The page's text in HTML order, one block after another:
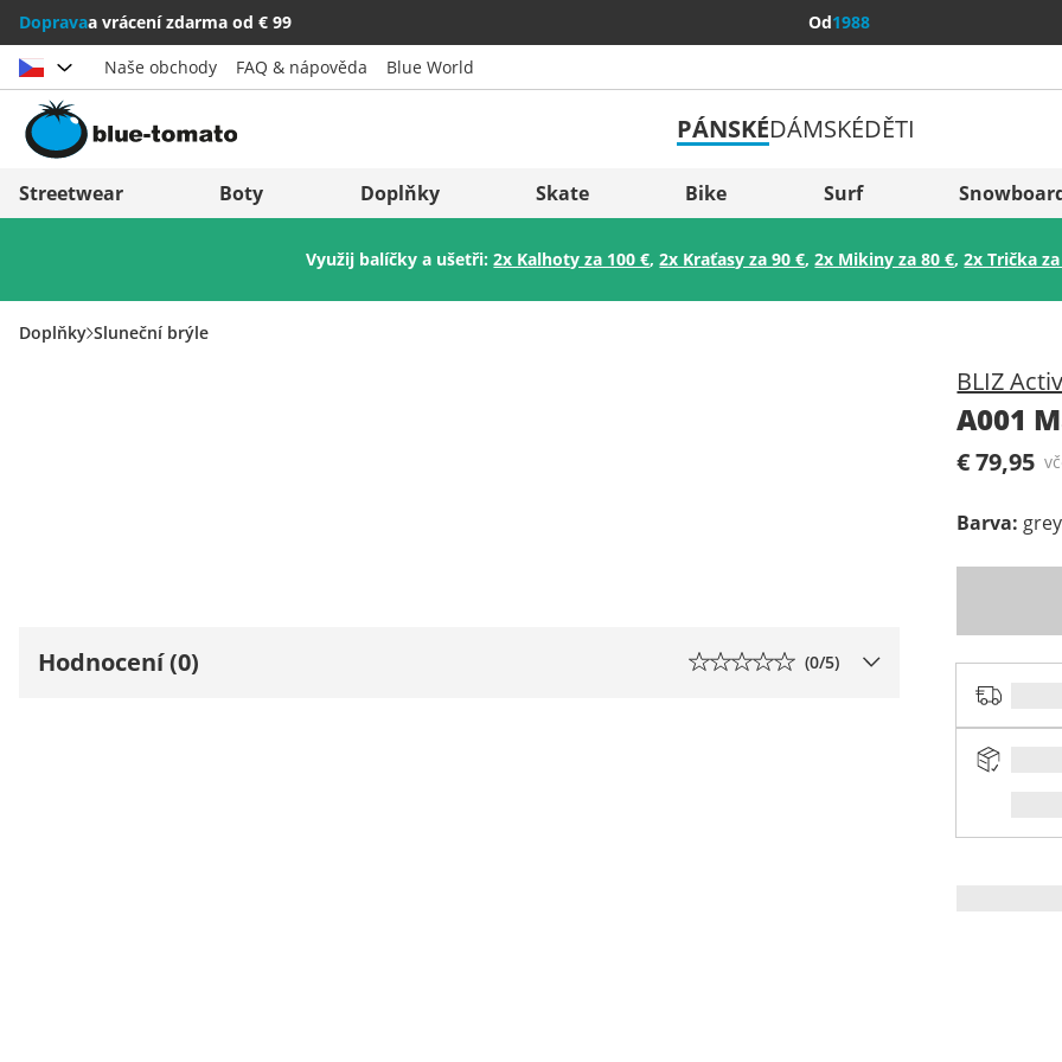
Dopravaa vrácení zdarma od € 99 Od1988
Vybrat zemi
Österreich
Italia (Italiano)
Italien (Deutsch)
Slovenija
België (Nederlands)
Naše obchody FAQ & nápověda Blue World
PÁNSKÉDÁMSKÉDĚTI
Streetwear Boty Doplňky Skate Bike Surf
Využij balíčky a ušetři:2x Kalhoty za 100 €,2x Kraťasy za 90 €,2x Mikiny za 80 €,2x Trička
Doplňky Sluneční brýle
BLIZ
A001
€ 79,95
Barva:
Hodnocení (0) (0/5)